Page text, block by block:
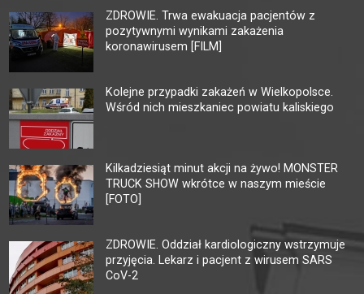
ZDROWIE. Trwa ewakuacja pacjentów z
pozytywnymi wynikami zakażenia
koronawirusem [FILM]
Kolejne przypadki zakażeń w Wielkopolsce.
Wśród nich mieszkaniec powiatu kaliskiego
Kilkadziesiąt minut akcji na żywo! MONSTER
TRUCK SHOW wkrótce w naszym mieście
[FOTO]
ZDROWIE. Oddział kardiologiczny wstrzymuje
przyjęcia. Lekarz i pacjent z wirusem SARS
CoV-2